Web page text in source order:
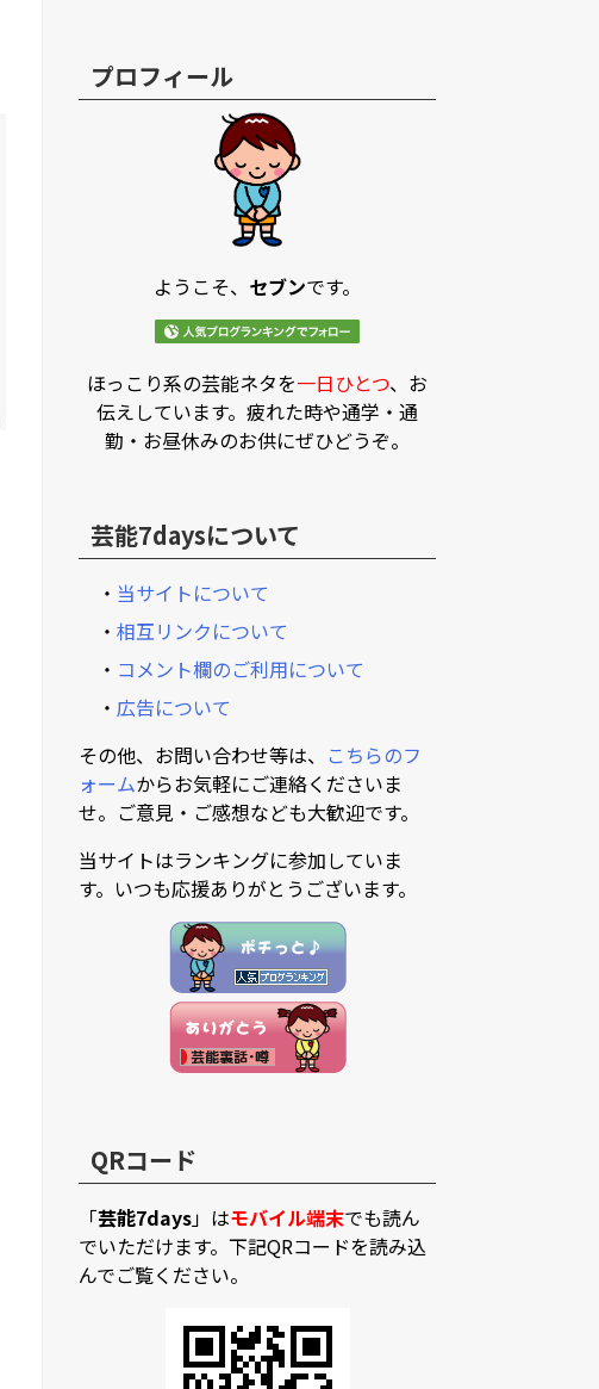
プロフィール
ようこそ、 セブンです。
ほっこり系の芸能ネタを一日ひとつ、お
伝えしています。疲れた時や通学・通
勤・お昼休みのお供にぜひどうぞ。
芸能7daysについて
・ 当サイトについて
・ 相互リンクについて
・ コメント欄のご利用について
・ 広告について
その他、お問い合わせ等は、 こちらのフ
ォームからお気軽にご連絡くださいま
せ。ご意見・ご感想なども大歓迎です。
当サイトはランキングに参加していま
す。いつも応援ありがとうございます。
QRコード
「芸能7days」はモバイル端末でも読ん
でいただけます。下記QRコードを読み込
んでご覧ください。